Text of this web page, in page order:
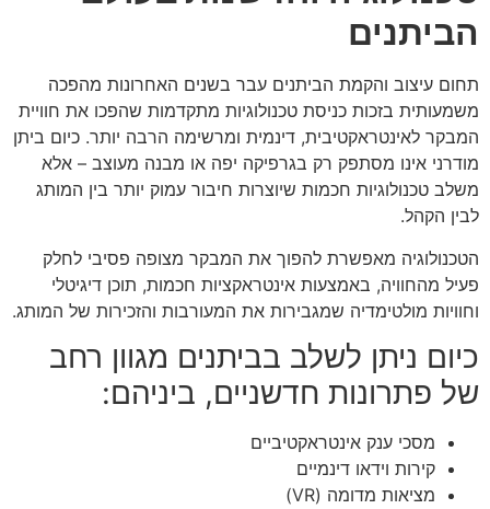
הביתנים
תחום עיצוב והקמת הביתנים עבר בשנים האחרונות מהפכה
משמעותית בזכות כניסת טכנולוגיות מתקדמות שהפכו את חוויית
המבקר לאינטראקטיבית, דינמית ומרשימה הרבה יותר. כיום ביתן
מודרני אינו מסתפק רק בגרפיקה יפה או מבנה מעוצב – אלא
משלב טכנולוגיות חכמות שיוצרות חיבור עמוק יותר בין המותג
לבין הקהל.
הטכנולוגיה מאפשרת להפוך את המבקר מצופה פסיבי לחלק
פעיל מהחוויה, באמצעות אינטראקציות חכמות, תוכן דיגיטלי
וחוויות מולטימדיה שמגבירות את המעורבות והזכירות של המותג.
כיום ניתן לשלב בביתנים מגוון רחב
של פתרונות חדשניים, ביניהם:
מסכי ענק אינטראקטיביים
קירות וידאו דינמיים
מציאות מדומה (VR)